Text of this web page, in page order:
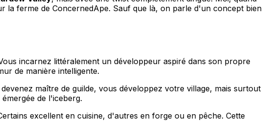
la ferme de ConcernedApe. Sauf que là, on parle d'un concept bien
incarnez littéralement un développeur aspiré dans son propre
de manière intelligente.
maître de guilde, vous développez votre village, mais surtout
de l'iceberg.
excellent en cuisine, d'autres en forge ou en pêche. Cette